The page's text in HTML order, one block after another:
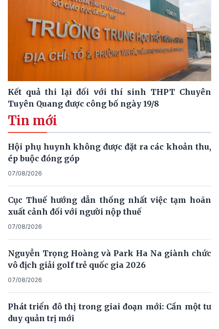
Kết quả thi lại đối với thí sinh THPT Chuyên
Tuyên Quang được công bố ngày 19/8
Tin mới
Hội phụ huynh không được đặt ra các khoản thu,
ép buộc đóng góp
07/08/2026
Cục Thuế hướng dẫn thống nhất việc tạm hoãn
xuất cảnh đối với người nộp thuế
07/08/2026
Nguyễn Trọng Hoàng và Park Ha Na giành chức
vô địch giải golf trẻ quốc gia 2026
07/08/2026
Phát triển đô thị trong giai đoạn mới: Cần một tư
duy quản trị mới